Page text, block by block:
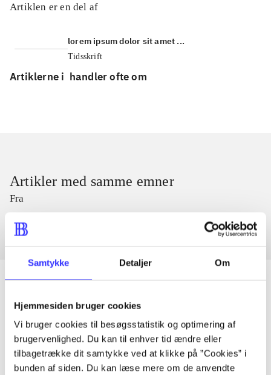
Samtykke Detaljer Om
Hjemmesiden bruger cookies
Vi bruger cookies til besøgsstatistik og optimering af
brugervenlighed. Du kan til enhver tid ændre eller
tilbagetrække dit samtykke ved at klikke på ”Cookies” i
bunden af siden. Du kan læse mere om de anvendte
Artiklen er en del af
lorem ipsum dolor sit amet ...
Tidsskrift
Artiklerne i handler ofte om
Artikler med samme emner
Fra
Artikler
Alle registrerede artikler fordelt på udgivelser
...